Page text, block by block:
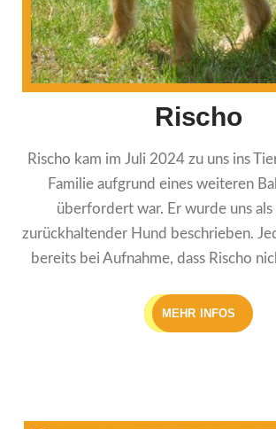
Rischo
Rischo kam im Juli 2024 zu uns ins
Familie aufgrund eines weiteren
überfordert war. Er wurde uns als
zurückhaltender Hund beschrieben.
bereits bei Aufnahme, dass Rischo
MEHR INFOS